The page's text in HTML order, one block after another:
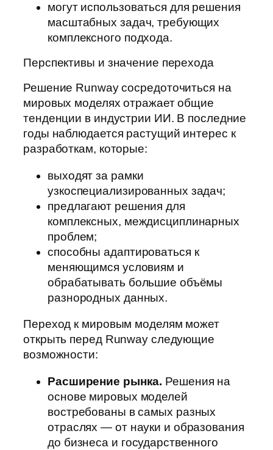
могут использоваться для решения
масштабных задач, требующих
комплексного подхода.
Перспективы и значение перехода
Решение Runway сосредоточиться на
мировых моделях отражает общие
тенденции в индустрии ИИ. В последние
годы наблюдается растущий интерес к
разработкам, которые:
выходят за рамки
узкоспециализированных задач;
предлагают решения для
комплексных, междисциплинарных
проблем;
способны адаптироваться к
меняющимся условиям и
обрабатывать большие объёмы
разнородных данных.
Переход к мировым моделям может
открыть перед Runway следующие
возможности:
Расширение рынка. Решения на
основе мировых моделей
востребованы в самых разных
отраслях — от науки и образования
до бизнеса и государственного